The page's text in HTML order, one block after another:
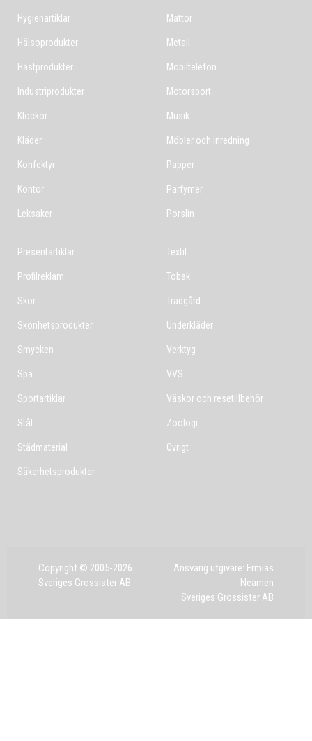
Hygienartiklar
Hälsoprodukter
Hästprodukter
Industriprodukter
Klockor
Kläder
Konfektyr
Kontor
Leksaker
Mattor
Metall
Mobiltelefon
Motorsport
Musik
Möbler och inredning
Papper
Parfymer
Porslin
Presentartiklar
Profilreklam
Skor
Skönhetsprodukter
Smycken
Spa
Sportartiklar
Stål
Städmaterial
Säkerhetsprodukter
Textil
Tobak
Trädgård
Underkläder
Verktyg
VVS
Väskor och resetillbehör
Zoologi
Övrigt
Copyright © 2005-2026
Sveriges Grossister AB
Ansvarig utgivare: Ermias
Neamen
Sveriges Grossister AB